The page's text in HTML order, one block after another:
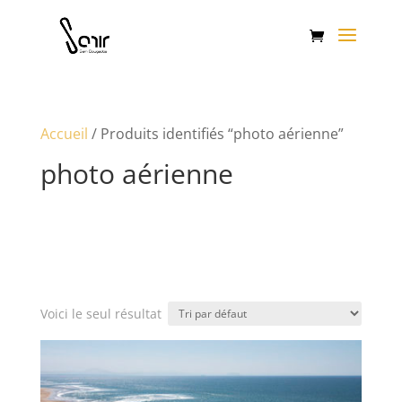
Accueil / Produits identifiés “photo aérienne”
photo aérienne
Voici le seul résultat